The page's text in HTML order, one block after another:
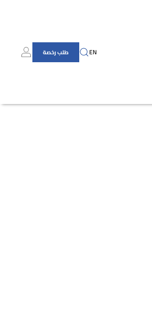
EN طلب رخصة